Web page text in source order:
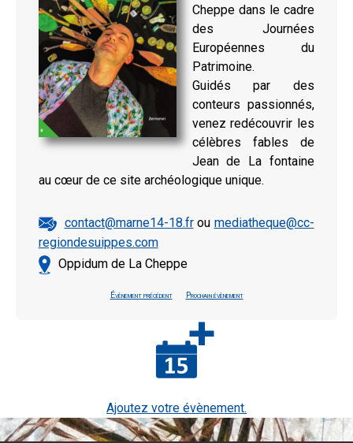
Cheppe dans le cadre
des Journées
Européennes du
Patrimoine.
Guidés par des
conteurs passionnés,
venez redécouvrir les
célèbres fables de
Jean de La fontaine
au cœur de ce site archéologique unique.
contact@marne14-18.frou mediatheque@cc-
regiondesuippes.com
Oppidum de La Cheppe
Évènement précédent Prochain évènement
Ajoutez votre évènement.